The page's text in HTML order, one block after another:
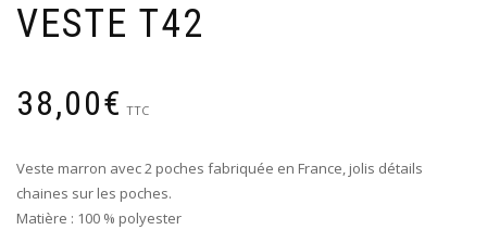
VESTE T42
38,00€ TTC
Veste marron avec 2 poches fabriquée en France, jolis détails
chaines sur les poches.
Matière : 100 % polyester